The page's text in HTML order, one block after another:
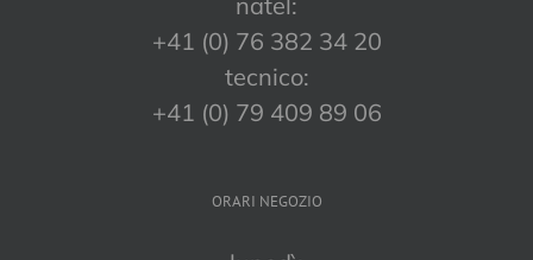
+41 (0) 76 382 34 20
tecnico:
+41 (0) 79 409 89 06
ORARI NEGOZIO